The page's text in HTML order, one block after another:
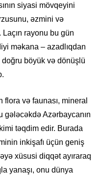
siyasi mövqeyini
əzmini və
Laçın rayonu bu gün
məkana – azadlıqdan
doğru böyük və dönüşlü
flora və faunası, mineral
gələcəkdə Azərbaycanın
təqdim edir. Burada
inkişafı üçün geniş
xüsusi diqqət ayıraraq
yanaşı, onu dünya